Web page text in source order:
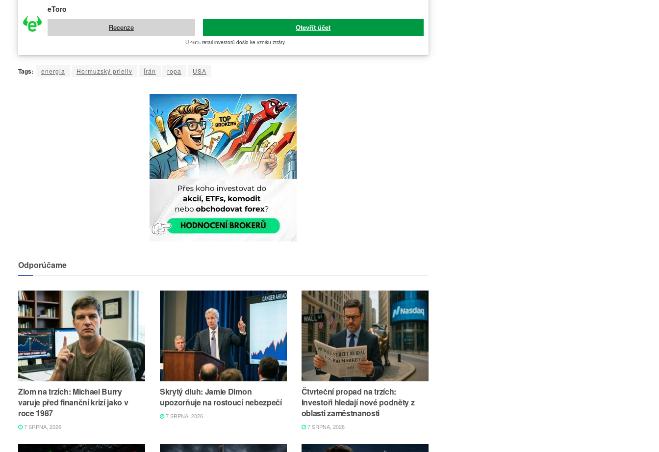
eToro
Recenze Otevřít účet
U 46% retail investorů došlo ke vzniku ztráty.
Tags: energia Hormuzský prieliv Írán ropa USA
Odporúčame
Zlom na trzích: Michael Burry
varuje před finanční krizí jako v
roce 1987
7 SRPNA, 2026
Skrytý dluh: Jamie Dimon
upozorňuje na rostoucí nebezpečí
7 SRPNA, 2026
Čtvrteční propad na trzích:
Investoři hledají nové podněty z
oblasti zaměstnanosti
7 SRPNA, 2026